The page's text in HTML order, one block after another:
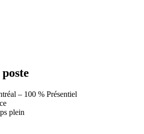
– 100 % Présentiel
plein